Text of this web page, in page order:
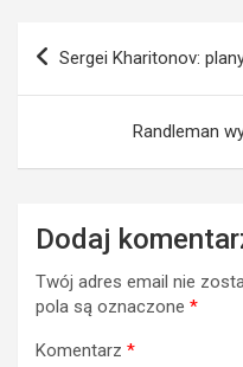
Nawigacja
wpisu
Sergei Kharitonov:
Randleman
Dodaj
Twój adres email nie
pola są oznaczone *
Komentarz *